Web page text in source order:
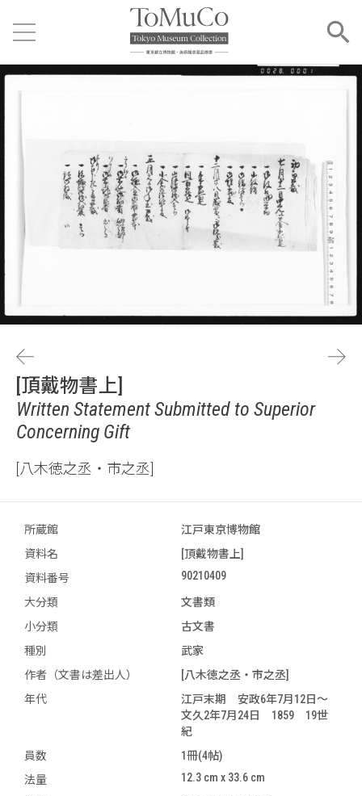
[頂戴物書上]
Written Statement Submitted to Superior
Concerning Gift
[八木徳之丞・市之丞]
所蔵館
江戸東京博物館
資料名
[頂戴物書上]
資料番号
90210409
大分類
文書類
小分類
古文書
種別
武家
作者（文書は差出人）
[八木徳之丞・市之丞]
年代
江戸末期 安政6年7月12日～
文久2年7月24日 1859 19世
紀
員数
1冊(4帖)
法量
12.3 cm x 33.6 cm